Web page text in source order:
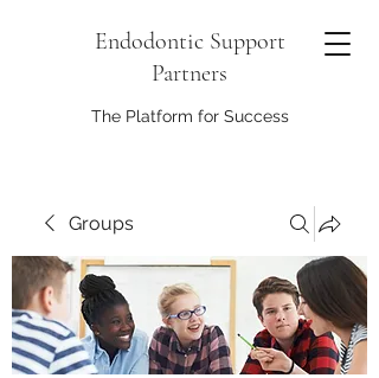
Endodontic Support
Partners
The Platform for Success
Groups